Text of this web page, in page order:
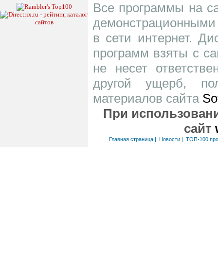
Все программы на
в сети интернет.
программ взяты с
не несет
другой ущерб,
материалов сайта
При
сайт
Главная страница| Новости| ТОП-100